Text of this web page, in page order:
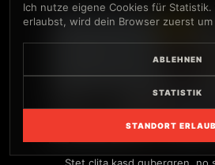
Ich nutze eigene Cookies für Statistik.
erlaubst, wird dein Browser zuerst
ABLEHNEN
STATISTIK
STANDORT